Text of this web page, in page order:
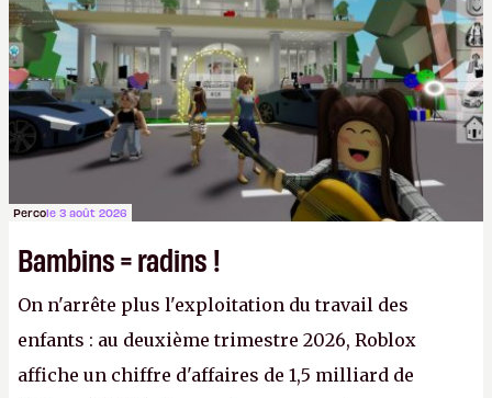
victoire pour la transparence.P.
Percole 3 août 2026
Bambins = radins !
On n'arrête plus l'exploitation du travail des
enfants : au deuxième trimestre 2026, Roblox
affiche un chiffre d'affaires de 1,5 milliard de